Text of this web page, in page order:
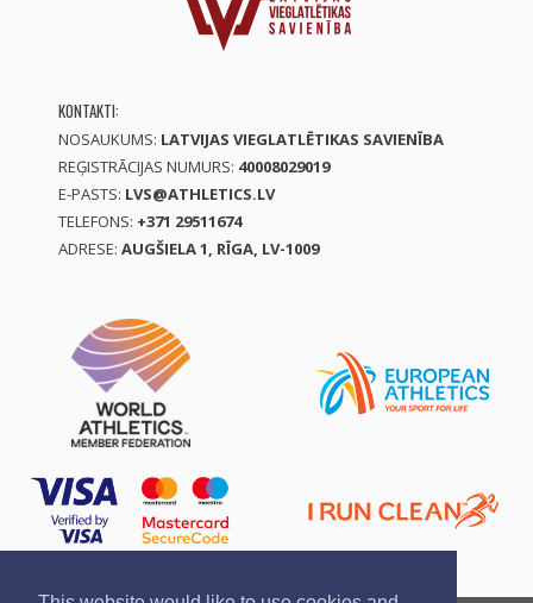
KONTAKTI:
NOSAUKUMS: LATVIJAS VIEGLATLĒTIKAS SAVIENĪBA
REĢISTRĀCIJAS NUMURS: 40008029019
E-PASTS: LVS@ATHLETICS.LV
TELEFONS: +371 29511674
ADRESE: AUGŠIELA 1, RĪGA, LV-1009